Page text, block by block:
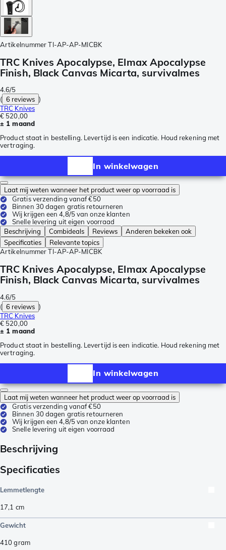
Artikelnummer TI-AP-AP-MICBK
TRC Knives Apocalypse, Elmax Apocalypse
Finish, Black Canvas Micarta, survivalmes
4.6/5
( 6 reviews )
TRC Knives
€ 520,00
± 1 maand
Product staat in bestelling. Levertijd is een indicatie. Houd rekening met
vertraging.
In winkelwagen
Laat mij weten wanneer het product weer op voorraad is
Gratis verzending vanaf €50
Binnen 30 dagen gratis retourneren
Wij krijgen een 4,8/5 van onze klanten
Snelle levering uit eigen voorraad
Beschrijving
Combideals Reviews
Anderen bekeken ook
Specificaties
Relevante topics
Artikelnummer TI-AP-AP-MICBK
TRC Knives Apocalypse, Elmax Apocalypse
Finish, Black Canvas Micarta, survivalmes
4.6/5
( 6 reviews )
TRC Knives
€ 520,00
± 1 maand
Product staat in bestelling. Levertijd is een indicatie. Houd rekening met
vertraging.
In winkelwagen
Laat mij weten wanneer het product weer op voorraad is
Gratis verzending vanaf €50
Binnen 30 dagen gratis retourneren
Wij krijgen een 4,8/5 van onze klanten
Snelle levering uit eigen voorraad
Beschrijving
Specificaties
Lemmetlengte
17,1 cm
Gewicht
410gram